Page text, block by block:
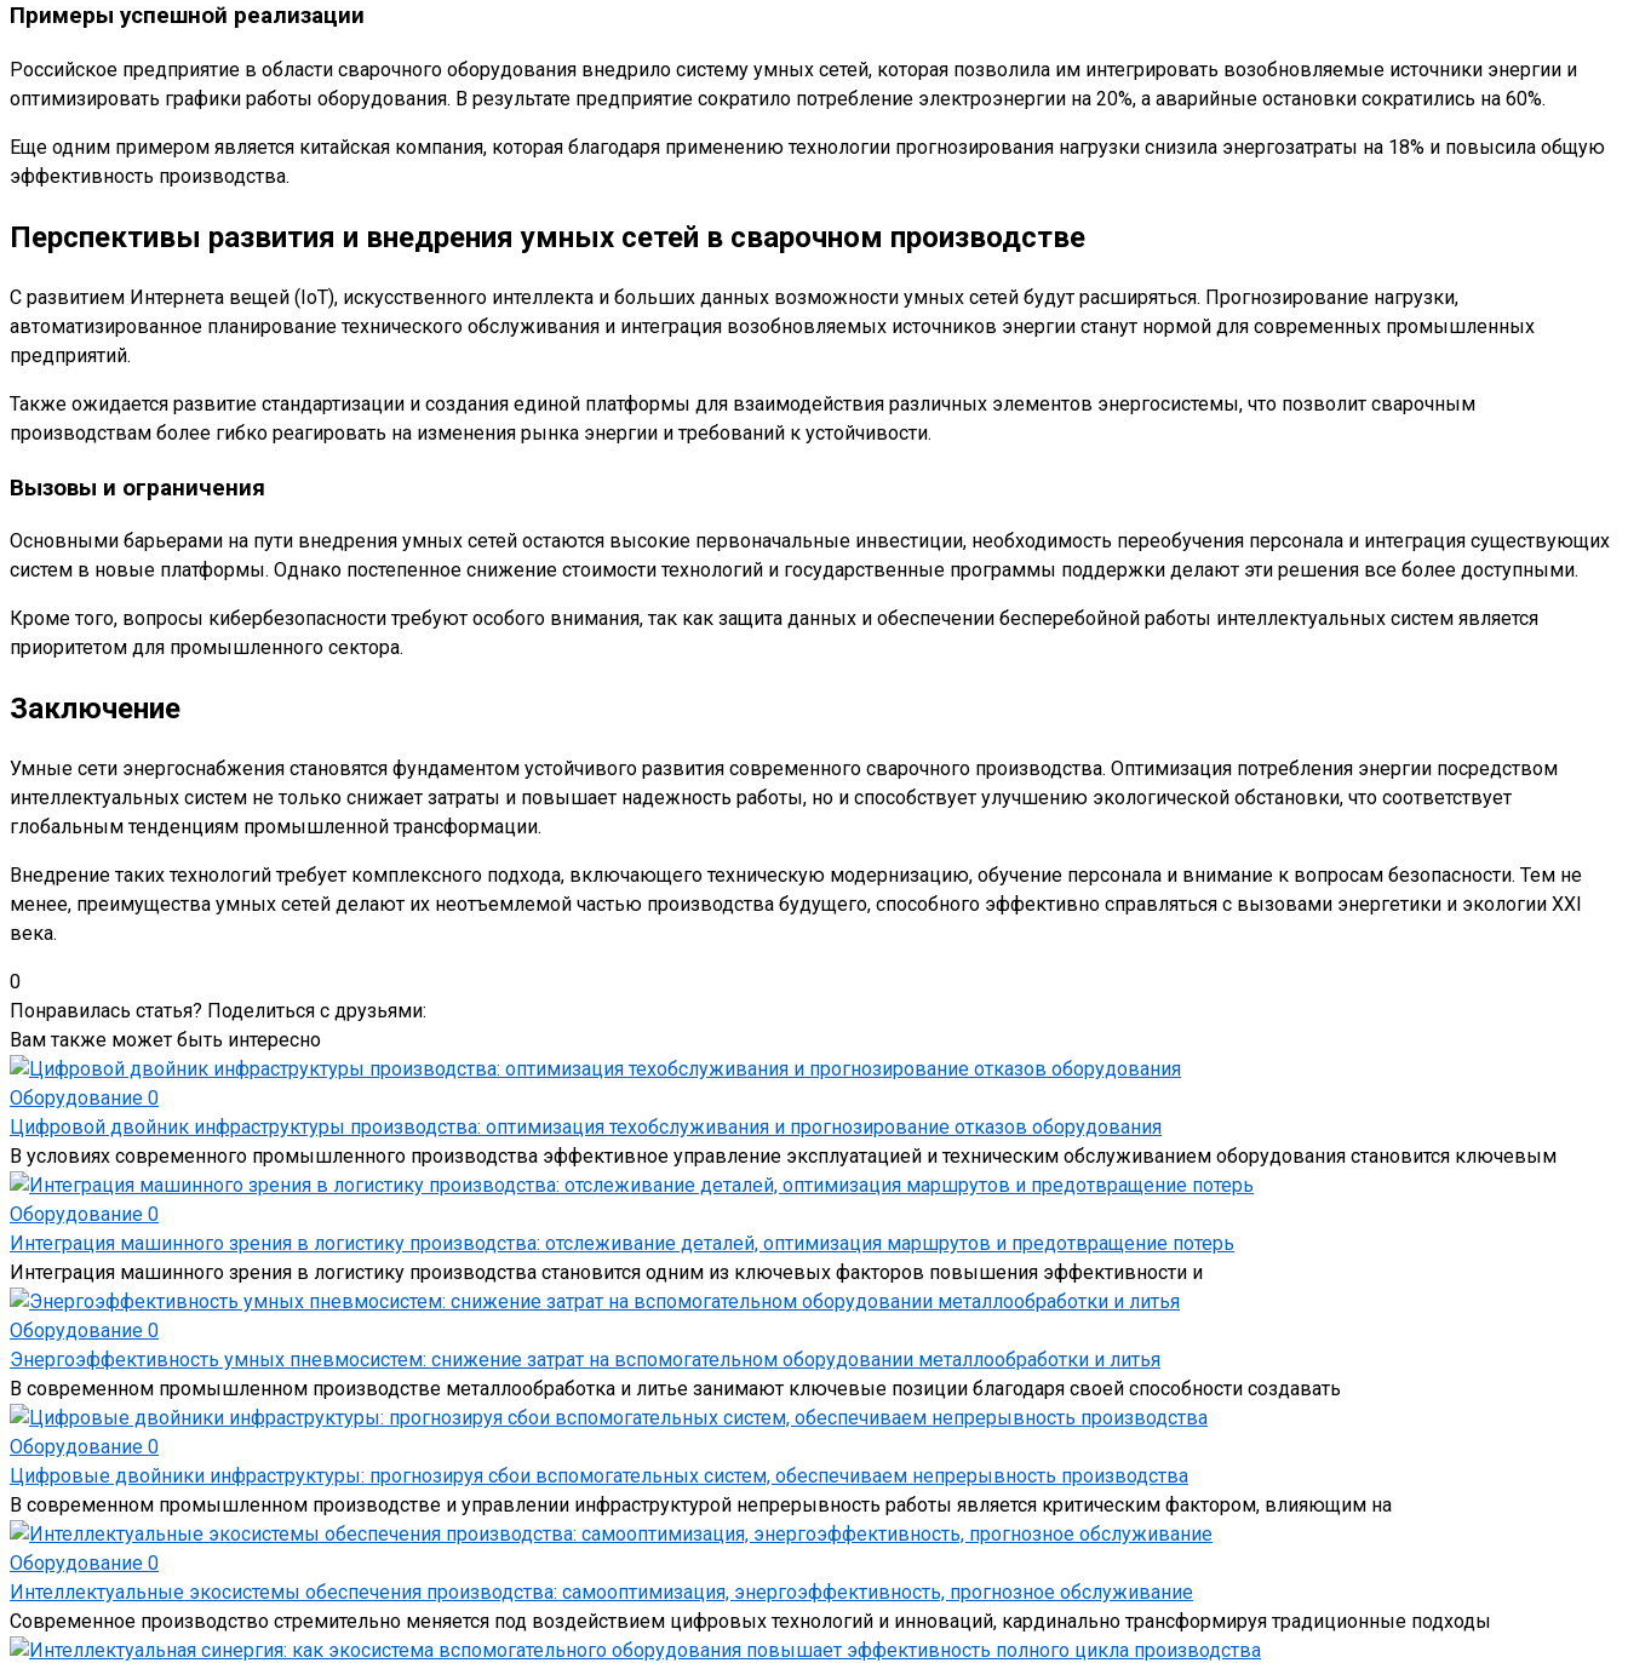
Примеры успешной реализации
Российское предприятие в области сварочного оборудования внедрило систему умных сетей, которая позволила им интегрировать возобновляемые источники энергии и
оптимизировать графики работы оборудования. В результате предприятие сократило потребление электроэнергии на 20%, а аварийные остановки сократились на 60%.
Еще одним примером является китайская компания, которая благодаря применению технологии прогнозирования нагрузки снизила энергозатраты на 18% и повысила общую
эффективность производства.
Перспективы развития и внедрения умных сетей в сварочном производстве
С развитием Интернета вещей (IoT), искусственного интеллекта и больших данных возможности умных сетей будут расширяться. Прогнозирование нагрузки,
автоматизированное планирование технического обслуживания и интеграция возобновляемых источников энергии станут нормой для современных промышленных
предприятий.
Также ожидается развитие стандартизации и создания единой платформы для взаимодействия различных элементов энергосистемы, что позволит сварочным
производствам более гибко реагировать на изменения рынка энергии и требований к устойчивости.
Вызовы и ограничения
Основными барьерами на пути внедрения умных сетей остаются высокие первоначальные инвестиции, необходимость переобучения персонала и интеграция существующих
систем в новые платформы. Однако постепенное снижение стоимости технологий и государственные программы поддержки делают эти решения все более доступными.
Кроме того, вопросы кибербезопасности требуют особого внимания, так как защита данных и обеспечении бесперебойной работы интеллектуальных систем является
приоритетом для промышленного сектора.
Заключение
Умные сети энергоснабжения становятся фундаментом устойчивого развития современного сварочного производства. Оптимизация потребления энергии посредством
интеллектуальных систем не только снижает затраты и повышает надежность работы, но и способствует улучшению экологической обстановки, что соответствует
глобальным тенденциям промышленной трансформации.
Внедрение таких технологий требует комплексного подхода, включающего техническую модернизацию, обучение персонала и внимание к вопросам безопасности. Тем не
менее, преимущества умных сетей делают их неотъемлемой частью производства будущего, способного эффективно справляться с вызовами энергетики и экологии XXI
века.
0
Понравилась статья? Поделиться с друзьями:
Вам также может быть интересно
Оборудование 0
Цифровой двойник инфраструктуры производства: оптимизация техобслуживания и прогнозирование отказов оборудования
В условиях современного промышленного производства эффективное управление эксплуатацией и техническим обслуживанием оборудования становится ключевым
Оборудование 0
Интеграция машинного зрения в логистику производства: отслеживание деталей, оптимизация маршрутов и предотвращение потерь
Интеграция машинного зрения в логистику производства становится одним из ключевых факторов повышения эффективности и
Оборудование 0
Энергоэффективность умных пневмосистем: снижение затрат на вспомогательном оборудовании металлообработки и литья
В современном промышленном производстве металлообработка и литье занимают ключевые позиции благодаря своей способности создавать
Оборудование 0
Цифровые двойники инфраструктуры: прогнозируя сбои вспомогательных систем, обеспечиваем непрерывность производства
В современном промышленном производстве и управлении инфраструктурой непрерывность работы является критическим фактором, влияющим на
Оборудование 0
Интеллектуальные экосистемы обеспечения производства: самооптимизация, энергоэффективность, прогнозное обслуживание
Современное производство стремительно меняется под воздействием цифровых технологий и инноваций, кардинально трансформируя традиционные подходы